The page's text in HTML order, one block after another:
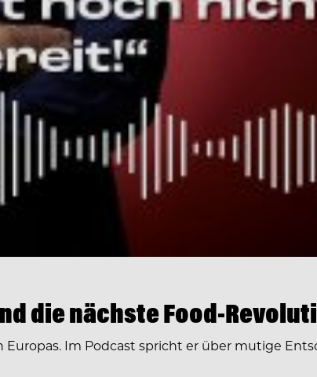
die nächste Food-
Im Podcast spricht er über mutige